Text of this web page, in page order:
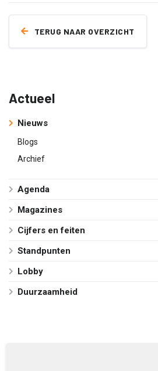
TERUG NAAR OVERZICHT
Actueel
Nieuws
Blogs
Archief
Agenda
Magazines
Cijfers en feiten
Standpunten
Lobby
Duurzaamheid